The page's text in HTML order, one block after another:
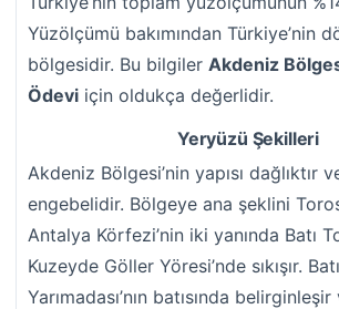
Yüzölçümü bakımından Türkiye’nin
bölgesidir. Bu bilgiler Akdeniz
Ödevi için oldukça değerlidir.
Yeryüzü Şekilleri
Akdeniz Bölgesi’nin yapısı dağlıktır
engebelidir. Bölgeye ana şeklini
Antalya Körfezi’nin iki yanında Batı
Kuzeyde Göller Yöresi’nde sıkışır.
Yarımadası’nın batısında